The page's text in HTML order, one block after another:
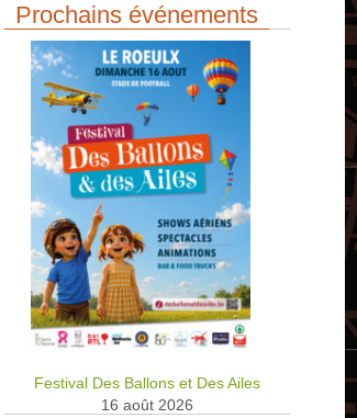
Prochains événements
Festival Des Ballons et Des Ailes
16 août 2026